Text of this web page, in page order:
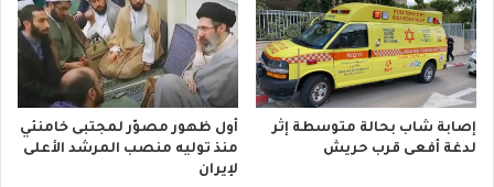
إصابة شاب بحالة متوسطة إثر
لدغة أفعى قرب حريش
أول ظهور مصوّر لمجتبى خامنئي
منذ توليه منصب المرشد الأعلى
لإيران